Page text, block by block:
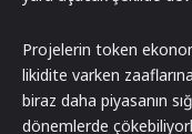
Projelerin token
likidite varken
biraz daha piyasanın
dönemlerde